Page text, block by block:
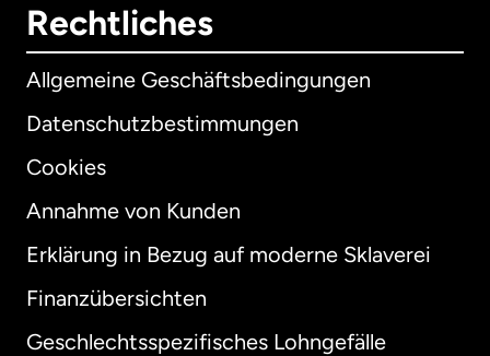
Rechtliches
Allgemeine Geschäftsbedingungen
Datenschutzbestimmungen
Cookies
Annahme von Kunden
Erklärung in Bezug auf moderne Sklaverei
Finanzübersichten
Geschlechtsspezifisches Lohngefälle
International English